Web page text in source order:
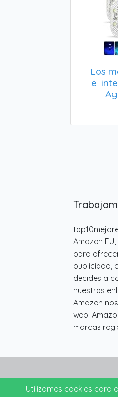
Los
el
Amazon
para
publicidad,
decides a
nuestros
Amazon
web.
marcas
Utilizamos cookies para